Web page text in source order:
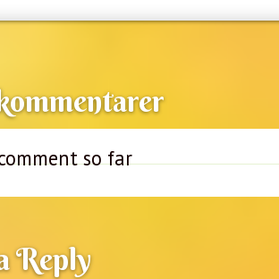
so far
Reply